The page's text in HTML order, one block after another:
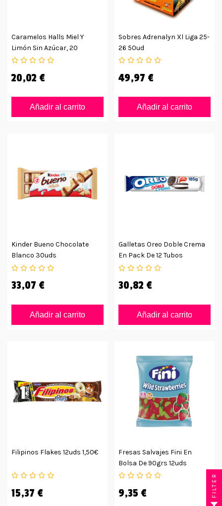
Caramelos Halls Miel Y
Limón Sin Azúcar, 20
Unidades
20,02 €
Añadir al carrito
Sobres Adrenalyn Xl Liga 25-
26 50ud
49,97 €
Añadir al carrito
Kinder Bueno Chocolate
Blanco 30uds
33,07 €
Añadir al carrito
Galletas Oreo Doble Crema
En Pack De 12 Tubos
30,82 €
Añadir al carrito
Filipinos Flakes 12uds 1,50€
15,37 €
Fresas Salvajes Fini En
Bolsa De 90grs 12uds
9,35 € FILTER